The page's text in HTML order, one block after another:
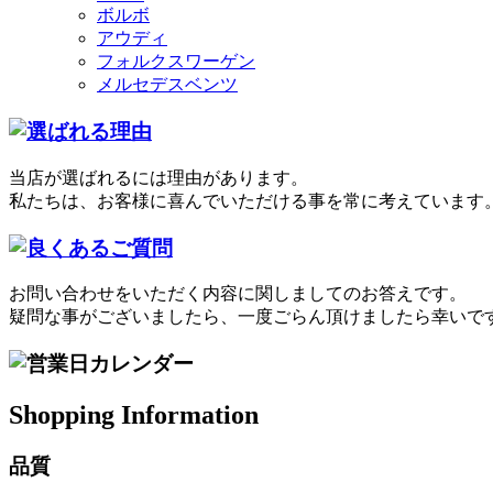
ボルボ
アウディ
フォルクスワーゲン
メルセデスベンツ
当店が選ばれるには理由があります。
私たちは、お客様に喜んでいただける事を常に考えています
お問い合わせをいただく内容に関しましてのお答えです。
疑問な事がございましたら、一度ごらん頂けましたら幸いで
Shopping Information
品質